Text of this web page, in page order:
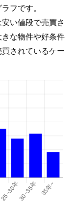
フです。
い値段で売買さ
な物件や好条件
されているケー